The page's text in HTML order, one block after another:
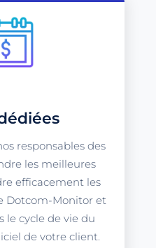
responsables des
les meilleures
efficacement les
Dotcom-Monitor et
le cycle de vie du
de votre client.